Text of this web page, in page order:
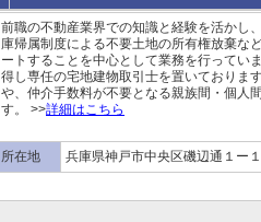
前職の不動産業界での知識と経験を活かし
庫帰属制度による不要土地の所有権放棄な
ートすることを中心として業務を行ってい
得し専任の宅地建物取引士を置いておりま
や、仲介手数料が不要となる親族間・個人
す。 >>詳細はこちら
所在地 兵庫県神戸市中央区磯辺通１ー